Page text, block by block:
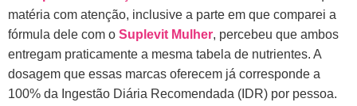
matéria com atenção, inclusive a parte em que comparei a
fórmula dele com o Suplevit Mulher, percebeu que ambos
entregam praticamente a mesma tabela de nutrientes. A
dosagem que essas marcas oferecem já corresponde a
100% da Ingestão Diária Recomendada (IDR) por pessoa.